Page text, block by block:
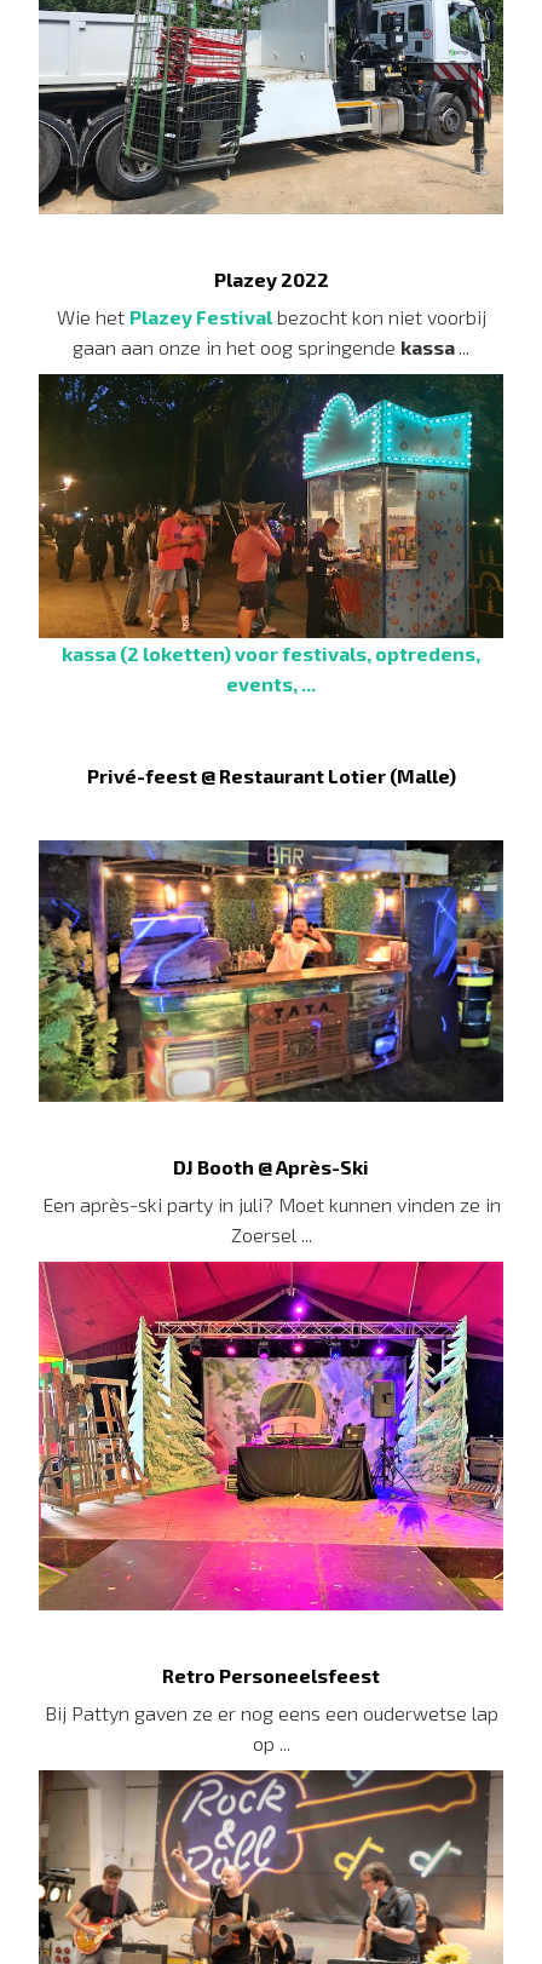
Plazey 2022
Wie het Plazey Festivalbezocht kon niet voorbij
gaan aan onze in het oog springende kassa ...
kassa (2 loketten) voor festivals, optredens,
events, ...
Privé-feest @ Restaurant Lotier (Malle)
DJ Booth @ Après-Ski
Een après-ski party in juli? Moet kunnen vinden ze in
Zoersel ...
Retro Personeelsfeest
Bij Pattyn gaven ze er nog eens een ouderwetse lap
op ...